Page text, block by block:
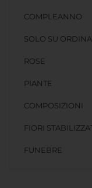
COMPLEANNO
SOLO SU
ROSE
PIANTE
COMPOSIZIONI
FIORI
FUNEBRE